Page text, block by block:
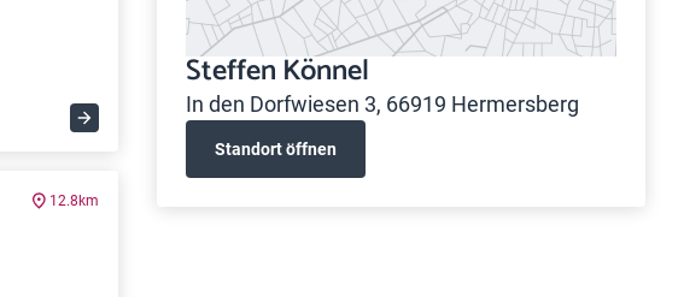
12.8km
Steffen Könnel
In den Dorfwiesen 3, 66919 Hermersberg
Standort öffnen